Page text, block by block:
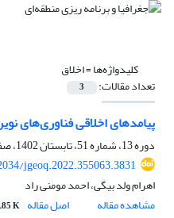
کلیدواژه‌ها =اخلاق
تعداد مقالات: 3
پیامدهای اخلاقی فناوری‌های
دوره 13، شماره 51، تابستان 1402، صفحه
jgeoq.2022.355063.3831
اهرام ولد بیگی، احمد مومنی راد
مشاهده مقاله
اصل مقاله K